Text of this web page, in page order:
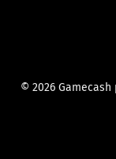
© 2026